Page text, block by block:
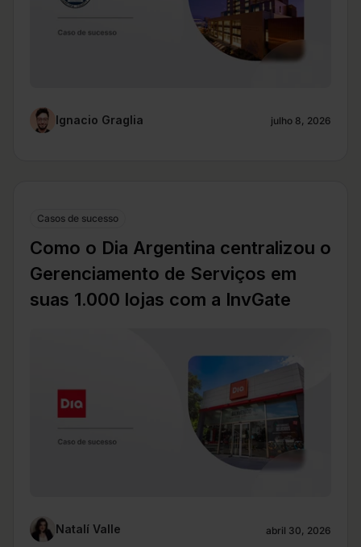
Ignacio Graglia julho 8, 2026
Casos de sucesso
Como o Dia Argentina centralizou o
Gerenciamento de Serviços em
suas 1.000 lojas com a InvGate
Natalí Valle abril 30, 2026